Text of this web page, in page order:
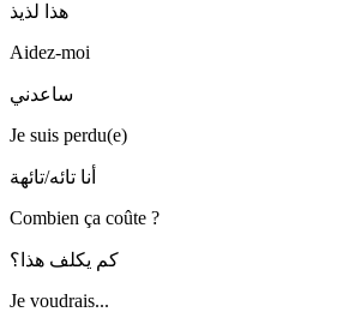
هذا لذيذ
Aidez-moi
ساعدني
Je suis perdu(e)
أنا تائه/تائهة
Combien ça coûte ?
كم يكلف هذا؟
Je voudrais...